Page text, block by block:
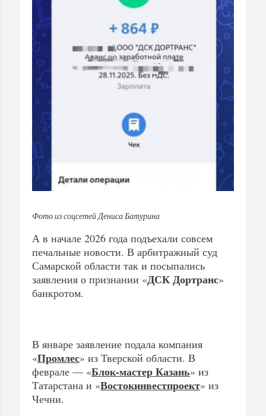
Фото из соцсетей Дениса Батурина
А в начале 2026 года подъехали совсем
печальные новости. В арбитражный суд
Самарской области так и посыпались
заявления о признании «ДСК Дортранс»
банкротом.
В январе заявление подала компания
«Промлес» из Тверской области. В
феврале — «Блок-мастер Казань» из
Татарстана и «Востокинвестпроект» из
Чечни.